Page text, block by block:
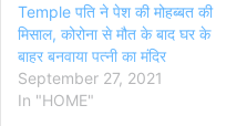
Temple पति ने पेश की मोहब्बत की
मिसाल, कोरोना से मौत के बाद घर के
बाहर बनवाया पत्नी का मंदिर
September 27, 2021
In "HOME"